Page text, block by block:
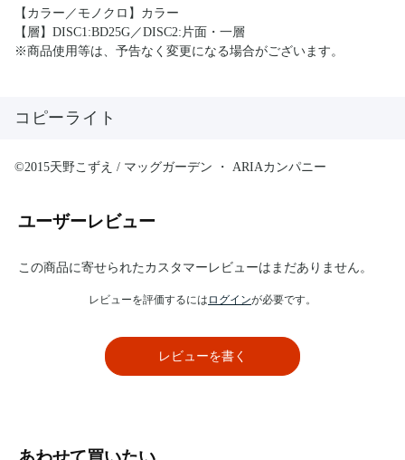
【カラー／モノクロ】カラー
【層】DISC1:BD25G／DISC2:片面・一層
※商品使用等は、予告なく変更になる場合がございます。
コピーライト
©2015天野こずえ / マッグガーデン ・ ARIAカンパニー
ユーザーレビュー
この商品に寄せられたカスタマーレビューはまだありません。
レビューを評価するには ログインが必要です。
レビューを書く